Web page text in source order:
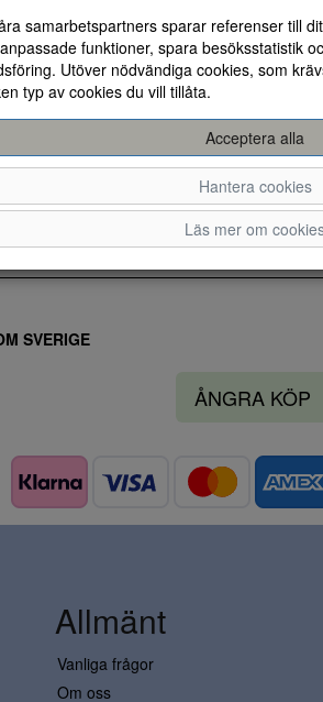
SVERIGE
ÅNGRA KÖP
samarbetspartners sparar referenser till
funktioner, spara besöksstatistik
Utöver nödvändiga cookies, som
typ av cookies du vill tillåta.
Acceptera alla
Hantera cookies
Läs mer om
Allmänt
Vanliga frågor
Om oss